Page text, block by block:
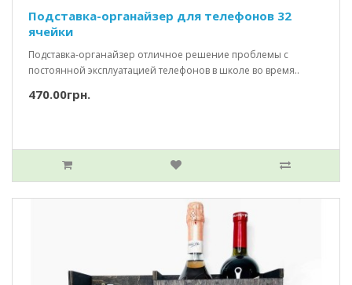
Подставка-органайзер для телефонов 32
ячейки
Подставка-органайзер отличное решение проблемы с
постоянной эксплуатацией телефонов в школе во время..
470.00грн.